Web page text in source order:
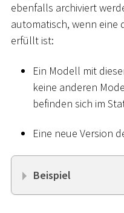
ebenfalls archiviert
automatisch, wenn eine
erfüllt ist:
Ein Modell mit
keine anderen
befinden sich im
Eine neue Version
Beispiel